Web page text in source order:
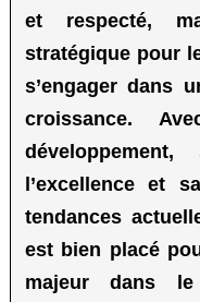
et respecté,
stratégique pour
s’engager dans
croissance.
l’excellence et
tendances
est bien placé
majeur dans